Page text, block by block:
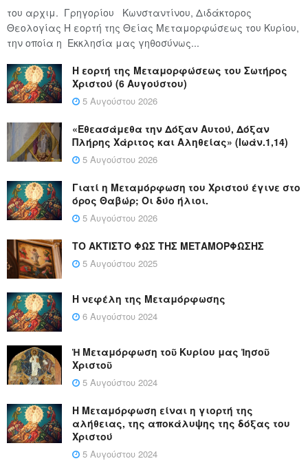
του αρχιμ. Γρηγορίου Κωνσταντίνου, Διδάκτορος
Θεολογίας Η εορτή της Θείας Μεταμορφώσεως του Κυρίου,
την οποία η Εκκλησία μας γηθοσύνως...
Η εορτή της Μεταμορφώσεως του Σωτήρος
Χριστού (6 Αυγούστου)
5 Αυγούστου 2026
«Εθεασάμεθα την Δόξαν Αυτού, Δόξαν
Πλήρης Χάριτος και Αληθείας» (Ιωάν.1,14)
5 Αυγούστου 2026
Γιατί η Μεταμόρφωση του Χριστού έγινε στο
όρος Θαβώρ; Οι δύο ήλιοι.
5 Αυγούστου 2026
ΤΟ ΑΚΤΙΣΤΟ ΦΩΣ ΤΗΣ ΜΕΤΑΜΟΡΦΩΣΗΣ
5 Αυγούστου 2025
Η νεφέλη της Μεταμόρφωσης
6 Αυγούστου 2024
Ἡ Μεταμόρφωση τοῦ Κυρίου μας Ἰησοῦ
Χριστοῦ
5 Αυγούστου 2024
Η Μεταμόρφωση είναι η γιορτή της
αλήθειας, της αποκάλυψης της δόξας του
Χριστού
5 Αυγούστου 2024